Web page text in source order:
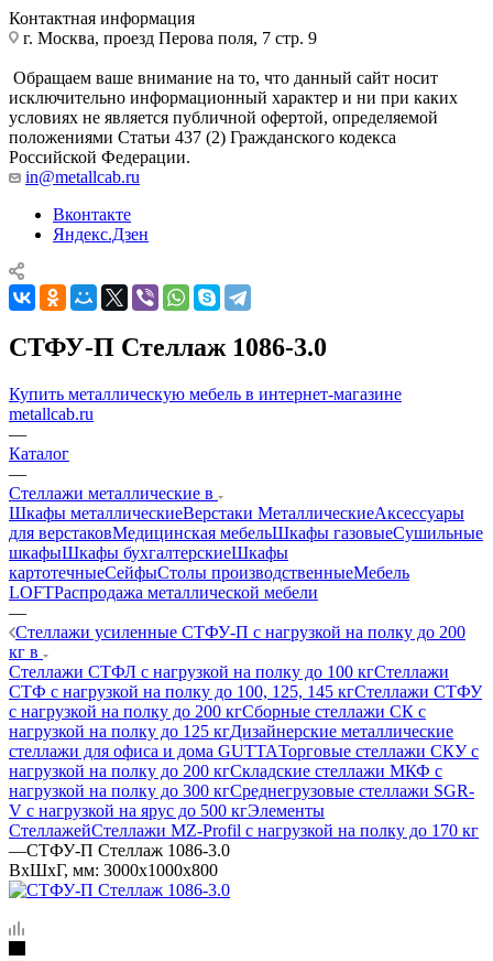
Контактная информация
г. Москва, проезд Перова поля, 7 стр. 9
Обращаем ваше внимание на то, что данный сайт носит
исключительно информационный характер и ни при каких
условиях не является публичной офертой, определяемой
положениями Статьи 437 (2) Гражданского кодекса
Российской Федерации.
in@metallcab.ru
Вконтакте
Яндекс.Дзен
СТФУ-П Стеллаж 1086-3.0
Купить металлическую мебель в интернет-магазине
metallcab.ru
—
Каталог
—
Стеллажи металлические в
Шкафы металлическиеВерстаки МеталлическиеАксессуары
для верстаковМедицинская мебельШкафы газовыеСушильные
шкафыШкафы бухгалтерскиеШкафы
картотечныеСейфыСтолы производственныеМебель
LOFTРаспродажа металлической мебели
—
Стеллажи усиленные СТФУ-П с нагрузкой на полку до 200
кг в
Стеллажи СТФЛ с нагрузкой на полку до 100 кгСтеллажи
СТФ с нагрузкой на полку до 100, 125, 145 кгСтеллажи СТФУ
с нагрузкой на полку до 200 кгСборные стеллажи СК с
нагрузкой на полку до 125 кгДизайнерские металлические
стеллажи для офиса и дома GUTTAТорговые стеллажи СКУ с
нагрузкой на полку до 200 кгСкладские стеллажи МКФ с
нагрузкой на полку до 300 кгСреднегрузовые стеллажи SGR-
V с нагрузкой на ярус до 500 кгЭлементы
СтеллажейСтеллажи MZ-Profil с нагрузкой на полку до 170 кг
—СТФУ-П Стеллаж 1086-3.0
ВхШхГ, мм: 3000x1000x800